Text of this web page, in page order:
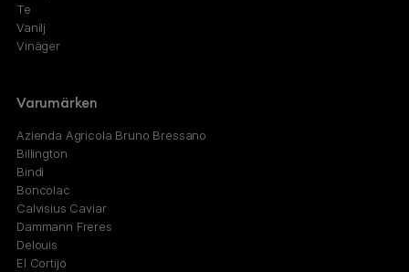
Te
Vanilj
Vinäger
Varumärken
Azienda Agricola Bruno Bressano
Billington
Bindi
Boncolac
Calvisius Caviar
Dammann Freres
Delouis
El Cortijo